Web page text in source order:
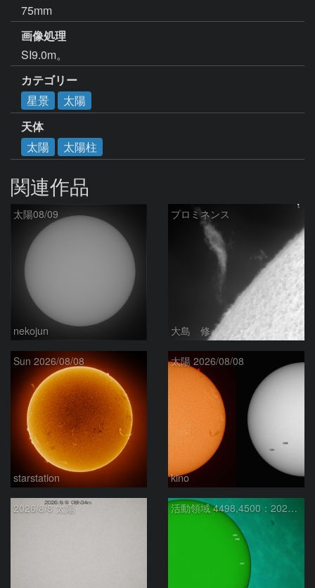
75mm
画像処理
SI9.0m。
カテゴリー
星景
太陽
天体
太陽
太陽柱
関連作品
太陽08/09
nekojun
プロミネンス
大島 修
Sun 2026/08/08
starstation
太陽 2026/08/08
kino
2026/8/8 太陽 活動領域 4498,4500：2026/08/08